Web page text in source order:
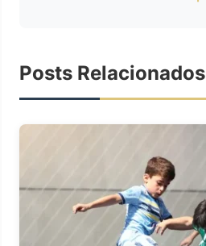
Posts Relacionados